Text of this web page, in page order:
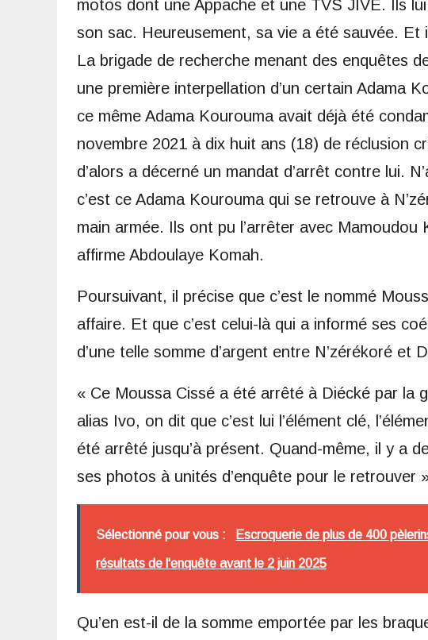
motos dont une Appache et une TVS JIVE. Ils
son sac. Heureusement, sa vie a été sauvée.
La brigade de recherche menant des enquêtes
une première interpellation d’un certain Adama
ce même Adama Kourouma avait déjà été
novembre 2021 à dix huit ans (18) de réclusion
d’alors a décerné un mandat d’arrêt contre lui.
c’est ce Adama Kourouma qui se retrouve à
main armée. Ils ont pu l’arrêter avec
affirme Abdoulaye Komah.
Poursuivant, il précise que c’est le nommé
affaire. Et que c’est celui-là qui a informé ses
d’une telle somme d’argent entre N’zérékoré et
« Ce Moussa Cissé a été arrêté à Diécké par la
alias Ivo, on dit que c’est lui l’élément clé,
été arrêté jusqu’à présent. Quand-même, il y a
ses photos à unités d’enquête pour le retrouver
Sélectionné pour vous : Escroquerie de plus de 400
résultats de l'enquête avant le 2 juin 2025
Qu’en est-il de la somme emportée par les